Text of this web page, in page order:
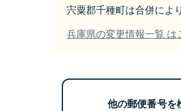
宍粟郡千種町は合併によ
兵庫県の変更情報一覧 は
他の郵便番号を